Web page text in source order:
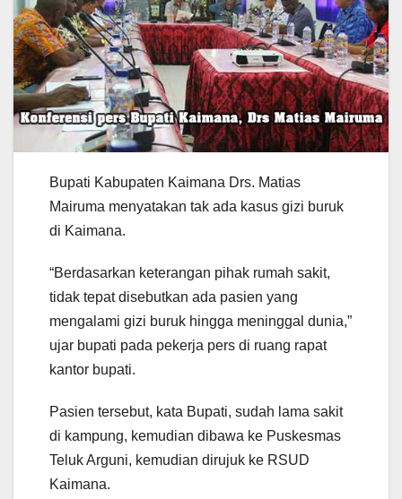
Bupati Kabupaten Kaimana Drs. Matias
Mairuma menyatakan tak ada kasus gizi buruk
di Kaimana.
“Berdasarkan keterangan pihak rumah sakit,
tidak tepat disebutkan ada pasien yang
mengalami gizi buruk hingga meninggal dunia,”
ujar bupati pada pekerja pers di ruang rapat
kantor bupati.
Pasien tersebut, kata Bupati, sudah lama sakit
di kampung, kemudian dibawa ke Puskesmas
Teluk Arguni, kemudian dirujuk ke RSUD
Kaimana.